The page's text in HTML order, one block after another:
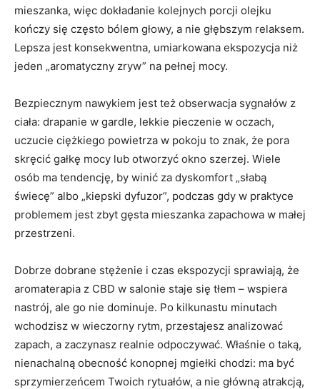
mieszanka, więc dokładanie kolejnych porcji olejku
kończy się często bólem głowy, a nie głębszym relaksem.
Lepsza jest konsekwentna, umiarkowana ekspozycja niż
jeden „aromatyczny zryw” na pełnej mocy.
Bezpiecznym nawykiem jest też obserwacja sygnałów z
ciała: drapanie w gardle, lekkie pieczenie w oczach,
uczucie ciężkiego powietrza w pokoju to znak, że pora
skręcić gałkę mocy lub otworzyć okno szerzej. Wiele
osób ma tendencję, by winić za dyskomfort „słabą
świecę” albo „kiepski dyfuzor”, podczas gdy w praktyce
problemem jest zbyt gęsta mieszanka zapachowa w małej
przestrzeni.
Dobrze dobrane stężenie i czas ekspozycji sprawiają, że
aromaterapia z CBD w salonie staje się tłem – wspiera
nastrój, ale go nie dominuje. Po kilkunastu minutach
wchodzisz w wieczorny rytm, przestajesz analizować
zapach, a zaczynasz realnie odpoczywać. Właśnie o taką,
nienachalną obecność konopnej mgiełki chodzi: ma być
sprzymierzeńcem Twoich rytuałów, a nie główną atrakcją,